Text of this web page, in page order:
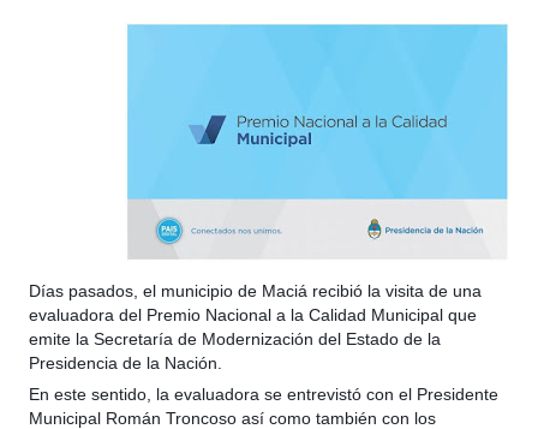
Días pasados, el municipio de Maciá recibió la visita de una
evaluadora del Premio Nacional a la Calidad Municipal que
emite la Secretaría de Modernización del Estado de la
Presidencia de la Nación.
En este sentido, la evaluadora se entrevistó con el Presidente
Municipal Román Troncoso así como también con los